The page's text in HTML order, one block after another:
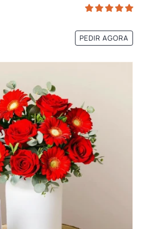
PEDIR AGORA